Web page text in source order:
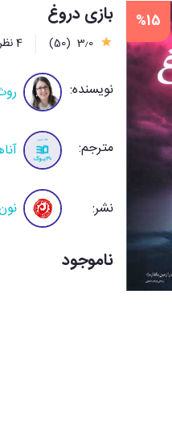
%15 بازی دروغ
3٫0 (50) 4 نظر
نویسنده:
مترجم:
نشر:
ناموجود